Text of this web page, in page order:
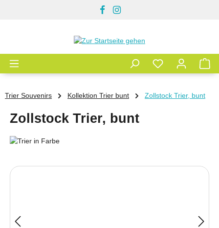
Trier Souvenirs Kollektion Trier bunt Zollstock Trier, bunt
Zollstock Trier, bunt
Bildergalerie überspringen